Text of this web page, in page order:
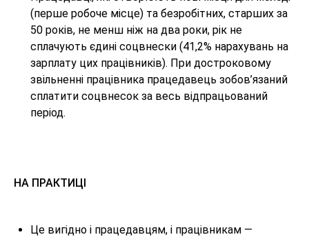
(перше робоче місце) та безробітних, старших за
50 років, не менш ніж на два роки, рік не
сплачують єдині соцвнески (41,2% нарахувань на
зарплату цих працівників). При достроковому
звільненні працівника працедавець зобов’язаний
сплатити соцвнесок за весь відпрацьований
період.
НА ПРАКТИЦІ
Це вигідно і працедавцям, і працівникам —